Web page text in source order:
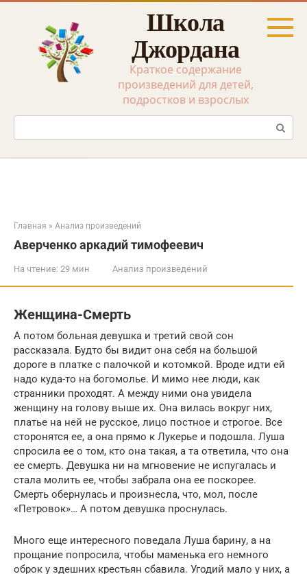
Перейти
Школа
Джордана
Краткое содержание
произведений для детей,
подростков и взрослых
Поиск:
Главная » Анализ произведений
Аверченко аркадий тимофеевич
На чтение: 29 мин Анализ произведений
Женщина-Смерть
А потом больная девушка и третий свой сон
рассказала. Будто бы видит она себя на большой
дороге в платке с палочкой и котомкой. Вроде идти ей
надо куда-то на богомолье. И мимо нее люди, как
странники проходят. А между ними она увидела
женщину на голову выше их. Она вилась вокруг них,
платье на ней не русское, лицо постное и строгое. Все
сторонятся ее, а она прямо к Лукерье и подошла. Луша
спросила ее о том, кто она такая, а та ответила, что она
ее смерть. Девушка ни на мгновение не испугалась и
стала молить ее, чтобы забрала она ее поскорее.
Смерть обернулась и произнесла, что, мол, после
«Петровок»… А потом девушка проснулась.
Много еще интересного поведала Луша барину, а на
прощание попросила, чтобы маменька его немного
оброк у здешних крестьян сбавила. Угодий мало у них, а